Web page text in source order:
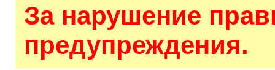
За нарушение
предупреждения.